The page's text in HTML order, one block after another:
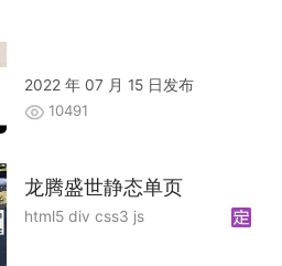
2022 年 07 月 15 日发布
10491
龙腾盛世静态单页
html5 div css3 js